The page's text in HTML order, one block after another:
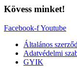
Kövess minket!
Facebook-fYoutube
Általános
Adatvédelmi
GYIK